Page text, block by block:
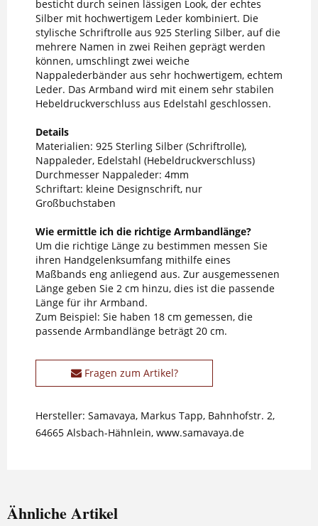
besticht durch seinen lässigen Look, der echtes
Silber mit hochwertigem Leder kombiniert. Die
stylische Schriftrolle aus 925 Sterling Silber, auf die
mehrere Namen in zwei Reihen geprägt werden
können, umschlingt zwei weiche
Nappalederbänder aus sehr hochwertigem, echtem
Leder. Das Armband wird mit einem sehr stabilen
Hebeldruckverschluss aus Edelstahl geschlossen.
Details
Materialien: 925 Sterling Silber (Schriftrolle),
Nappaleder, Edelstahl (Hebeldruckverschluss)
Durchmesser Nappaleder: 4mm
Schriftart: kleine Designschrift, nur
Großbuchstaben
Wie ermittle ich die richtige Armbandlänge?
Um die richtige Länge zu bestimmen messen Sie
ihren Handgelenksumfang mithilfe eines
Maßbands eng anliegend aus. Zur ausgemessenen
Länge geben Sie 2 cm hinzu, dies ist die passende
Länge für ihr Armband.
Zum Beispiel: Sie haben 18 cm gemessen, die
passende Armbandlänge beträgt 20 cm.
Fragen zum Artikel?
Hersteller: Samavaya, Markus Tapp, Bahnhofstr. 2,
64665 Alsbach-Hähnlein, www.samavaya.de
Ähnliche Artikel